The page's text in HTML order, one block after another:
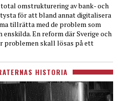
omstrukturering av bank- och
för att bland annat digitalisera
tillrätta med de problem som
En reform där Sverige och
problemen skall lösas på ett
HISTORIA